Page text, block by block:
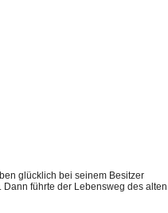
glücklich bei seinem Besitzer
führte der Lebensweg des alten